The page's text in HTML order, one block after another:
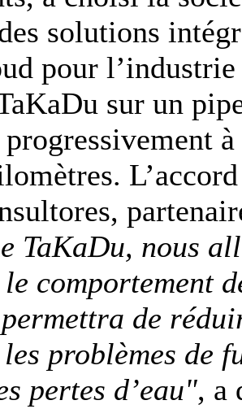
solutions
pour
sur un
TaKaDu, nous
comportement
de
problèmes de
pertes d’eau", a